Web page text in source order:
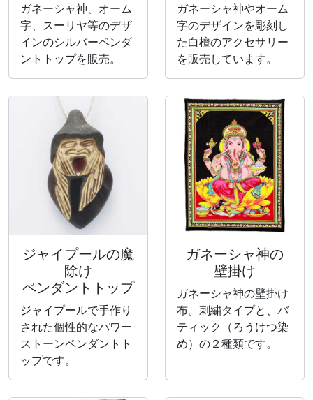
ガネーシャ神、オーム
字、スーリヤ等のデザ
インのシルバーペンダ
ントトップを販売。
ガネーシャ神やオーム
字のデザインを彫刻し
た白檀のアクセサリー
を販売しています。
ジャイプールの魔
除け
ペンダントトップ
ジャイプールで手作り
された個性的なパワー
ストーンペンダントト
ップです。
ガネーシャ神の
壁掛け
ガネーシャ神の壁掛け
布。刺繍タイプと、バ
ティック（ろうけつ染
め）の２種類です。